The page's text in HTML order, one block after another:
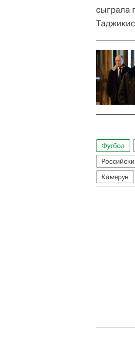
сыграла
Футбол
Камерун